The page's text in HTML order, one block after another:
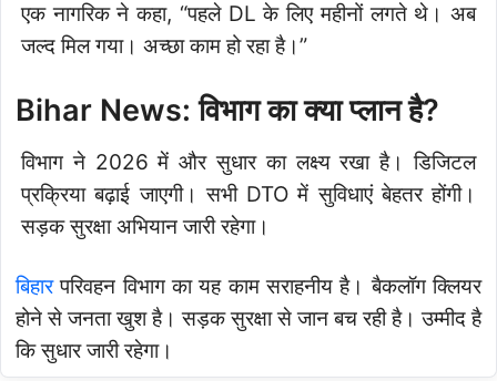
एक नागरिक ने कहा, “पहले DL के लिए महीनों लगते थे। अब
जल्द मिल गया। अच्छा काम हो रहा है।”
Bihar News: विभाग का क्या प्लान है?
विभाग ने 2026 में और सुधार का लक्ष्य रखा है। डिजिटल
प्रक्रिया बढ़ाई जाएगी। सभी DTO में सुविधाएं बेहतर होंगी।
सड़क सुरक्षा अभियान जारी रहेगा।
बिहारपरिवहन विभाग का यह काम सराहनीय है। बैकलॉग क्लियर
होने से जनता खुश है। सड़क सुरक्षा से जान बच रही है। उम्मीद है
कि सुधार जारी रहेगा।